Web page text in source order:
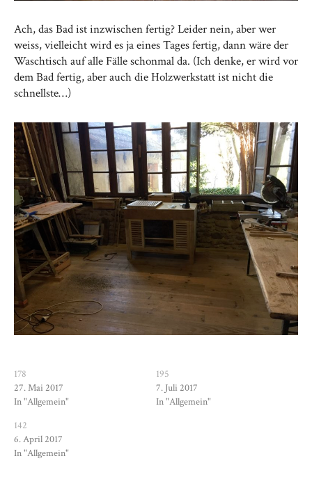
Ach, das Bad ist inzwischen fertig? Leider nein, aber wer
weiss, vielleicht wird es ja eines Tages fertig, dann wäre der
Waschtisch auf alle Fälle schonmal da. (Ich denke, er wird vor
dem Bad fertig, aber auch die Holzwerkstatt ist nicht die
schnellste…)
178
27. Mai 2017
In "Allgemein"
195
7. Juli 2017
In "Allgemein"
142
6. April 2017
In "Allgemein"